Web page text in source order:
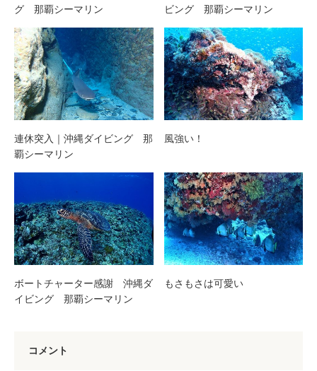
グ 那覇シーマリン
ビング 那覇シーマリン
連休突入｜沖縄ダイビング 那
覇シーマリン
風強い！
ボートチャーター感謝 沖縄ダ
イビング 那覇シーマリン
もさもさは可愛い
コメント